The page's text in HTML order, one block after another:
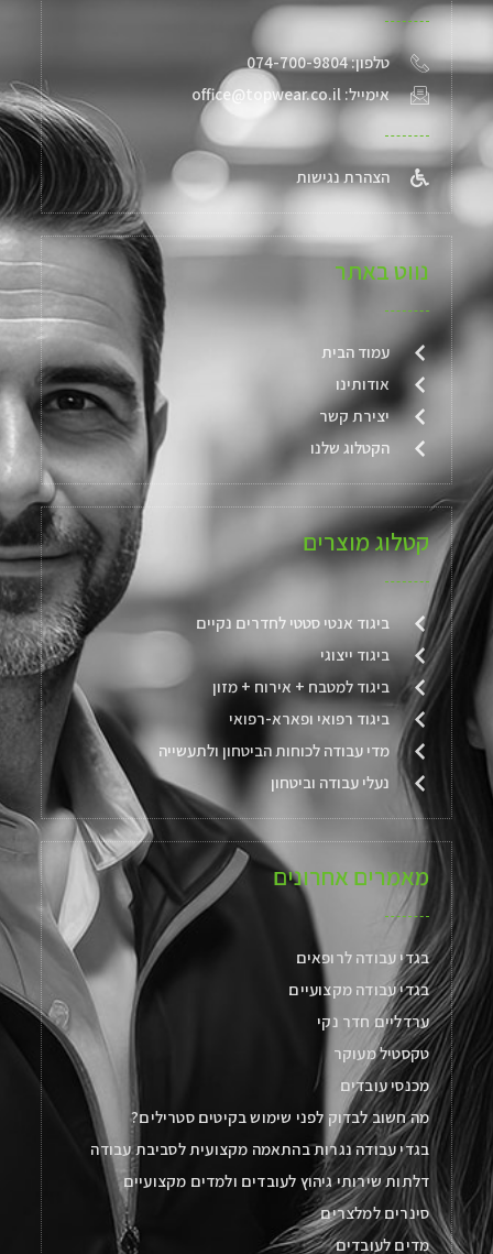
טלפון: 074-700-9804
אימייל: office@topwear.co.il
הצהרת נגישות
נווט באתר
עמוד הבית
אודותינו
יצירת קשר
הקטלוג שלנו
קטלוג מוצרים
ביגוד אנטי סטטי לחדרים נקיים
ביגוד ייצוגי
ביגוד למטבח + אירוח + מזון
ביגוד רפואי ופארא-רפואי
מדי עבודה לכוחות הביטחון ולתעשייה
נעלי עבודה וביטחון
מאמרים אחרונים
בגדי עבודה לרופאים
בגדי עבודה מקצועיים
ערדליים חדר נקי
טקסטיל מעוקר
מכנסי עובדים
מה חשוב לבדוק לפני שימוש בקיטים סטרילים?
בגדי עבודה נגרות בהתאמה מקצועית לסביבת עבודה
דלתות שירותי גיהוץ לעובדים ולמדים מקצועיים
סינרים למלצרים
מדים לעובדים